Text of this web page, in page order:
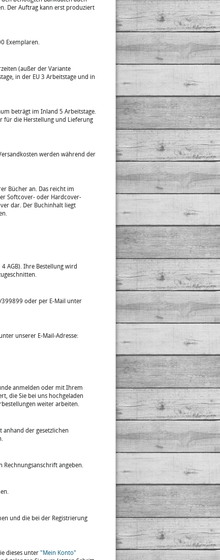
Der Auftrag kann erst produziert
Exemplaren.
(außer der Variante
in der EU 3 Arbeitstage und in
beträgt im Inland 5 Arbeitstage.
für die Herstellung und Lieferung
werden während der
Bücher an. Das reicht im
Softcover- oder Hardcover-
dar. Der Buchinhalt liegt
AGB). Ihre Bestellung wird
oder per E-Mail unter
unserer E-Mail-Adresse:
anmelden oder mit Ihrem
die Sie bei uns hochgeladen
weiter arbeiten.
anhand der gesetzlichen
Rechnungsanschrift angeben.
und die bei der Registrierung
dieses unter "Mein Konto"